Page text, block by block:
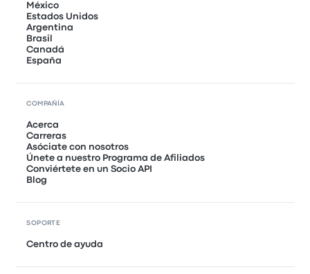
México
Estados Unidos
Argentina
Brasil
Canadá
España
COMPAÑÍA
Acerca
Carreras
Asóciate con nosotros
Únete a nuestro Programa de Afiliados
Conviértete en un Socio API
Blog
SOPORTE
Centro de ayuda